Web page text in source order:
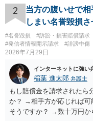
2
当方の腹いせで
しまい名誉毀損
#名誉毀損 #訴訟・損害賠償請求
#発信者情報開示請求
#誹謗中傷
2026年7月29日
インターネットに強い
稲葉 進太郎 弁護士
もし賠償金を請求されたら
か？ →相手方が応じれば可
そうですか？ →数十万円か